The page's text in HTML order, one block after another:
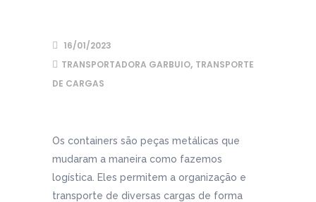
16/01/2023
TRANSPORTADORA GARBUIO, TRANSPORTE
DE CARGAS
Os containers são peças metálicas que
mudaram a maneira como fazemos
logística. Eles permitem a organização e
transporte de diversas cargas de forma